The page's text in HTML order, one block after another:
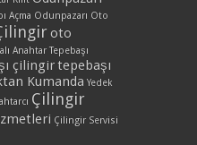
Açma Odunpazarı Oto
oto
Anahtar Tepebaşı
çilingirtepebaşı
Kumanda Yedek
Çilingir
Çilingir Servisi